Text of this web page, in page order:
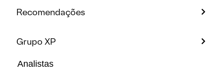
Recomendações
Grupo XP
Analistas